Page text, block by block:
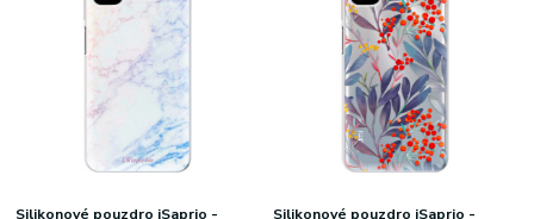
Silikonové pouzdro iSaprio -
Silikonové pouzdro iSaprio -